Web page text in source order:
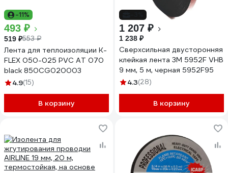
-11%
493 ₽
519 ₽553 ₽
Лента для теплоизоляции K-
FLEX 050-025 PVC AT 070
black 850CG020003
4.9(15)
В корзину
1 207 ₽
1 238 ₽
Cверхсильная двусторонняя
клейкая лента 3M 5952F VHB
9 мм, 5 м, черная 5952F95
4.3(28)
В корзину